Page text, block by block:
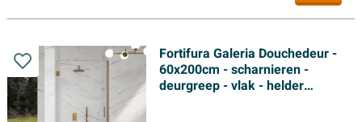
Fortifura Galeria Douchedeur -
60x200cm - scharnieren -
deurgreep - vlak - helder